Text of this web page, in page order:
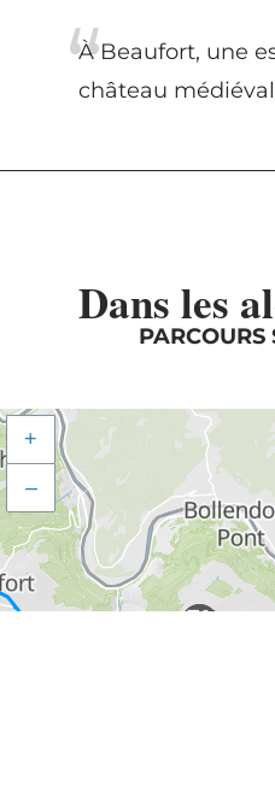
À Beaufort, une
château
Dans les
PARCOURS
+
–